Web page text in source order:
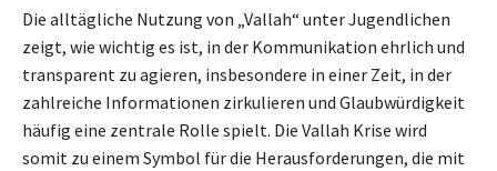
Die alltägliche Nutzung von „Vallah“ unter Jugendlichen
zeigt, wie wichtig es ist, in der Kommunikation ehrlich und
transparent zu agieren, insbesondere in einer Zeit, in der
zahlreiche Informationen zirkulieren und Glaubwürdigkeit
häufig eine zentrale Rolle spielt. Die Vallah Krise wird
somit zu einem Symbol für die Herausforderungen, die mit